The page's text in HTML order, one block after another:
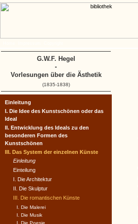
Einleitung
I. Die Idee des Kunstschönen oder das
Ideal
II. Entwicklung des Ideals zu den
besonderen Formen des
Kunstschönen
III. Das System der einzelnen Künste
Einleitung
Einteilung
I. Die Architektur
II. Die Skulptur
III. Die romantischen Künste
I. Die Malerei
I. Die Musik
I. Die Poesie
G.W.F. Hegel
-
Vorlesungen über die Ästhetik
(1835-1838)